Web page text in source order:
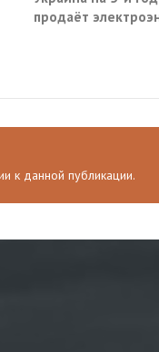
продаёт
к данной публикации.